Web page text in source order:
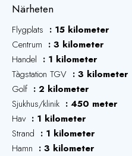
Närheten
Flygplats
15 kilometer
Centrum
3 kilometer
Handel
1 kilometer
Tàgstation TGV
3 kilometer
Golf
2 kilometer
Sjukhus/klinik
450 meter
Hav
1 kilometer
Strand
1 kilometer
Hamn
3 kilometer